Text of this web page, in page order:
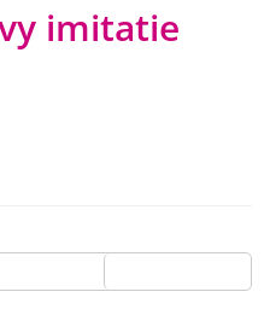
imitatie